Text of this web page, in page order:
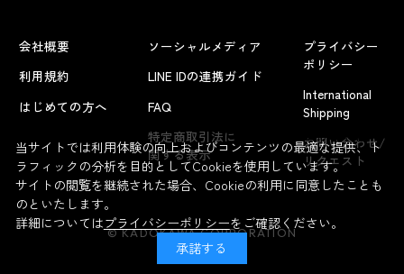
よくあるお問い合わせ
会社概要
利用規約
はじめての方へ
ソーシャルメディア
LINE IDの連携ガイド
FAQ
特定商取引法に
関する表示
プライバシー
ポリシー
International
Shipping
お問い合わせ/
リクエスト
© KADOKAWA CORPORATION
当サイトでは利用体験の向上およびコンテンツの最適な提供、ト
ラフィックの分析を目的としてCookieを使用しています。
サイトの閲覧を継続された場合、Cookieの利用に同意したことも
のといたします。
詳細についてはプライバシーポリシーをご確認ください。
承諾する